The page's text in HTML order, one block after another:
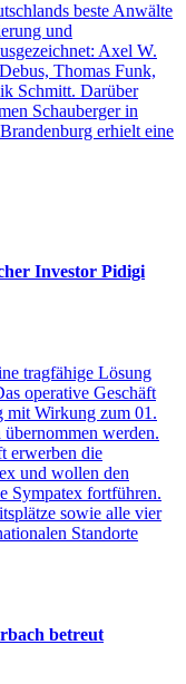
beste Anwälte
und
Axel W.
Thomas Funk,
Schmitt. Darüber
Schauberger in
erhielt eine
Investor Pidigi
tragfähige Lösung
operative Geschäft
mit Wirkung zum 01.
werden.
erwerben die
und wollen den
Sympatex fortführen.
sowie alle vier
Standorte
betreut